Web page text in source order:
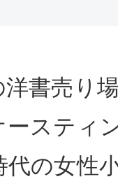
書売り
ースティ
の女性